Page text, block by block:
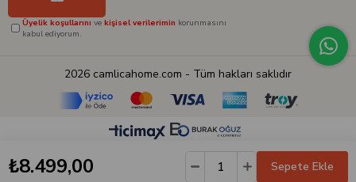
Üyelik koşullarını ve kişisel verilerimin korunmasını
kabul ediyorum.
2026 camlicahome.com - Tüm hakları saklıdır
₺8.499,00